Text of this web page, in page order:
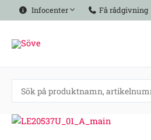
Hoppa
till
Infocenter Få rådgivning
Balanssteg